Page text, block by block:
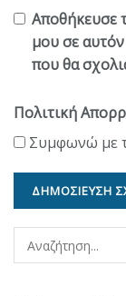
Αποθήκευσε
μου σε
που θα
Πολιτική
Συμφωνώ με